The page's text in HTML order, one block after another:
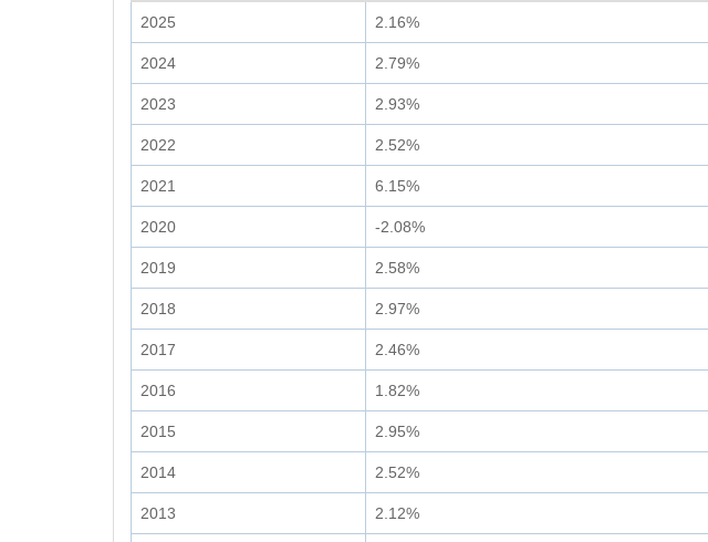
2025 2.16%
2024 2.79%
2023 2.93%
2022 2.52%
2021 6.15%
2020 -2.08%
2019 2.58%
2018 2.97%
2017 2.46%
2016 1.82%
2015 2.95%
2014 2.52%
2013 2.12%